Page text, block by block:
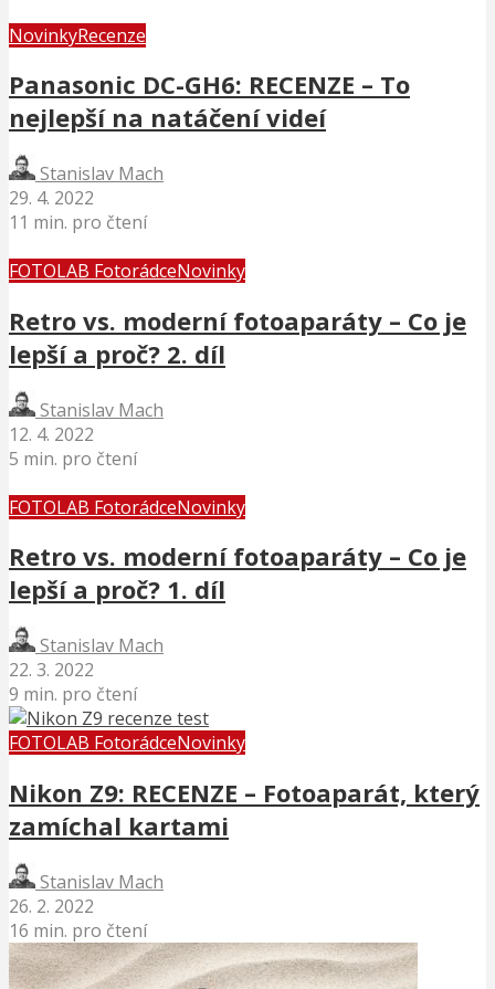
NovinkyRecenze
Panasonic DC-GH6: RECENZE – To
nejlepší na natáčení videí
Stanislav Mach
29. 4. 2022
11 min. pro čtení
FOTOLAB FotorádceNovinky
Retro vs. moderní fotoaparáty – Co je
lepší a proč? 2. díl
Stanislav Mach
12. 4. 2022
5 min. pro čtení
FOTOLAB FotorádceNovinky
Retro vs. moderní fotoaparáty – Co je
lepší a proč? 1. díl
Stanislav Mach
22. 3. 2022
9 min. pro čtení
FOTOLAB FotorádceNovinky
Nikon Z9: RECENZE – Fotoaparát, který
zamíchal kartami
Stanislav Mach
26. 2. 2022
16 min. pro čtení